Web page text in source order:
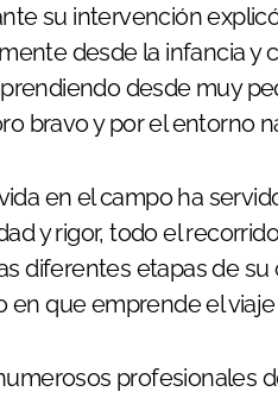
su intervención
desde la infancia y
desde muy
bravo y por el entorno
en el campo ha
y rigor, todo el
diferentes etapas de
que emprende el
profesionales